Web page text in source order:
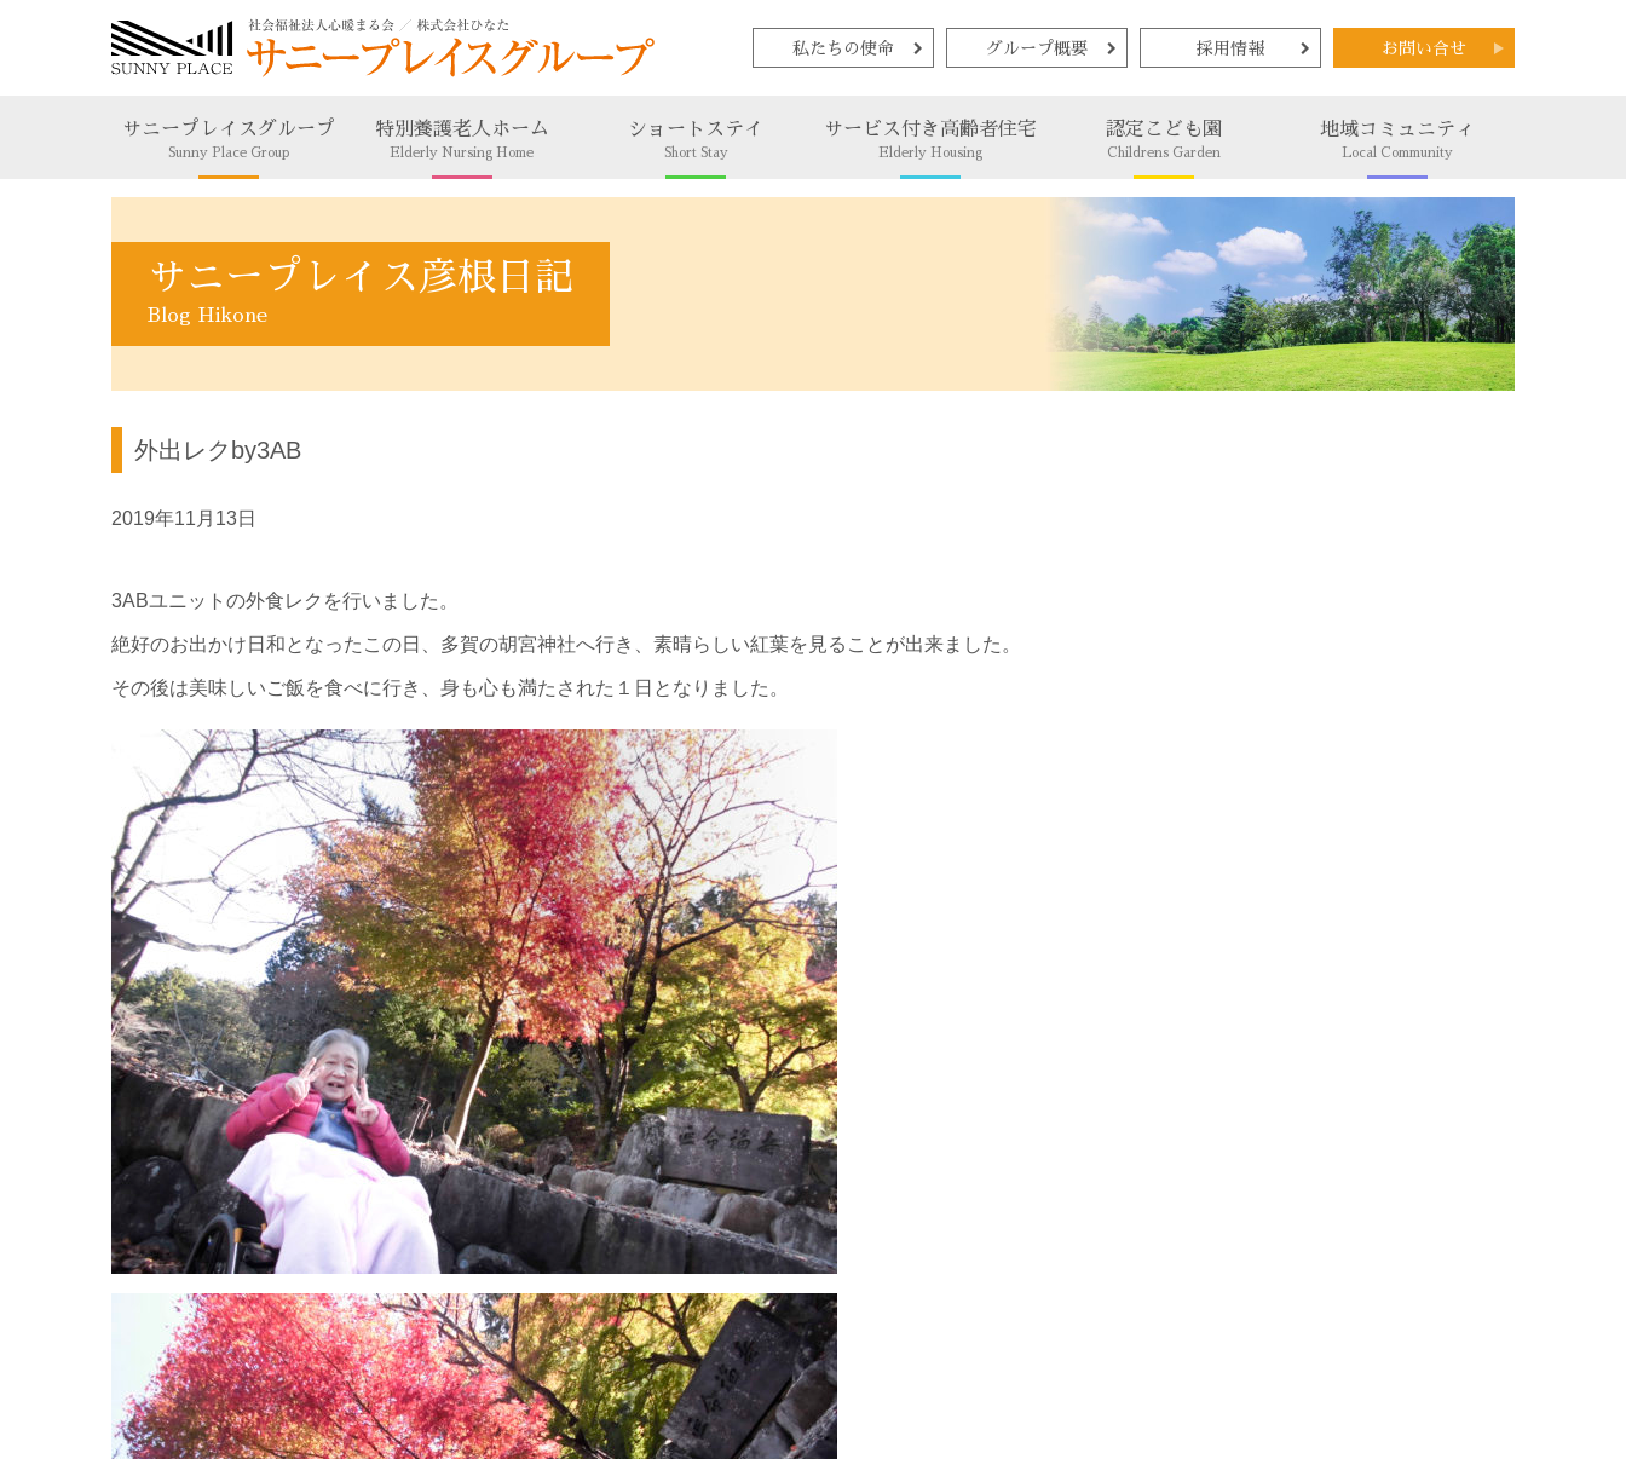
私たちの使命 グループ概要 採用情報 お問い合せ
サニープレイスグループ
Sunny Place Group
特別養護老人ホーム
Elderly Nursing Home
ショートステイ
Short Stay
サービス付き高齢者住宅
Elderly Housing
認定こども園
Childrens Garden
地域コミュニティ
Local Community
サニープレイス彦根日記
Blog Hikone
外出レクby3AB
2019年11月13日
3ABユニットの外食レクを行いました。
絶好のお出かけ日和となったこの日、多賀の胡宮神社へ行き、素晴らしい紅葉を見ることが出来ました。
その後は美味しいご飯を食べに行き、身も心も満たされた１日となりました。